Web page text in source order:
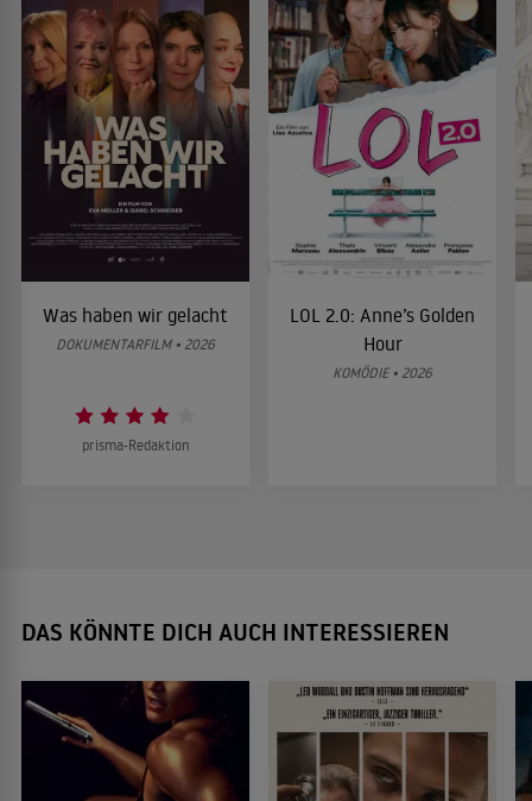
Was haben wir gelacht
DOKUMENTARFILM • 2026
prisma-Redaktion
LOL 2.0: Anne’s Golden
Hour
KOMÖDIE • 2026
DAS KÖNNTE DICH AUCH INTERESSIEREN